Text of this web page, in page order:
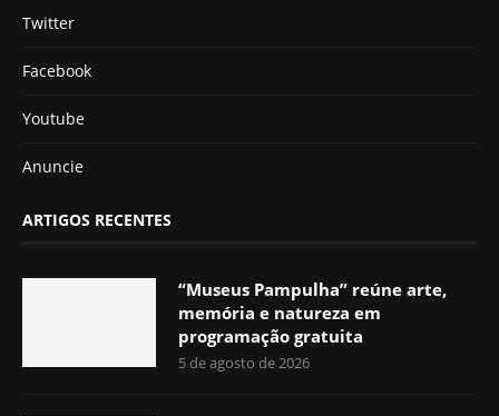
Twitter
Facebook
Youtube
Anuncie
ARTIGOS RECENTES
“Museus Pampulha” reúne arte,
memória e natureza em
programação gratuita
5 de agosto de 2026